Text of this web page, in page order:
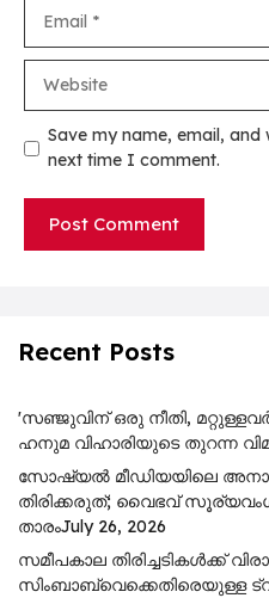
Save my name, email,
next time I comment.
Recent Posts
'സഞ്ജുവിന് ഒരു നീതി,
ഹനുമ വിഹാരിയുടെ തുറന്ന
സോഷ്യൽ മീഡിയയിലെ
തിരിക്കരുത്; വൈഭവ്
താരംJuly 26, 2026
സമീപകാല തിരിച്ചടികൾക്ക്
സിംബാബ്‌വെക്കെതിരെയുള്ള